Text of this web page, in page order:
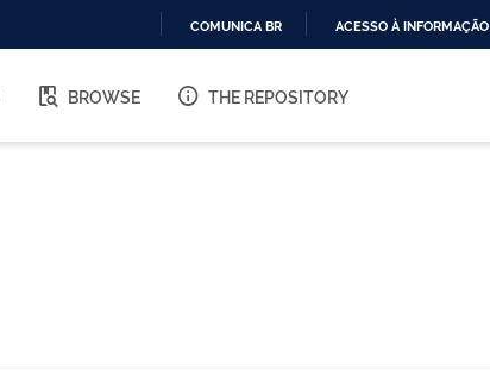
O
COMUNICA BR ACESSO À INFORMAÇÃO
BROWSE THE REPOSITORY